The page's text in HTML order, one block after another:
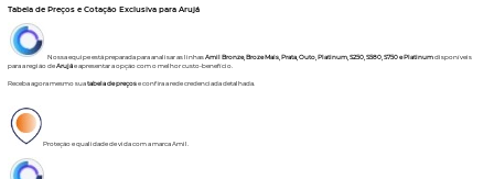
Tabela de Preços e Cotação Exclusiva para Arujá
Nossa equipe está preparada para analisar as linhasAmil Bronze, Broze Mais, Prata, Outo, Platinum, S250, S580, S750 e Platinumdisponíveis
para a região deArujáe apresentar a opção com o melhor custo-benefício.
Receba agora mesmo suatabela de preçose confira a rede credenciada detalhada.
Proteção e qualidade de vida com a marca Amil.